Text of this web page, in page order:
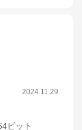
2024.11.29
ビット